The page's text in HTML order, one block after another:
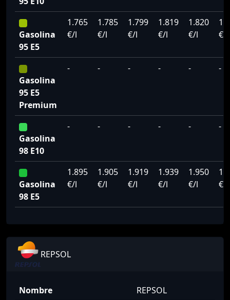
Gasolina
95 E5
1.765
€/l
1.785
€/l
1.799
€/l
1.819
€/l
1.820
€/l
€/l
Gasolina
95 E5
Premium
- - - - - -
Gasolina
98 E10
- - - - - -
Gasolina
98 E5
1.895
€/l
1.905
€/l
1.919
€/l
1.939
€/l
1.950
€/l
€/l
REPSOL
Nombre
REPSOL